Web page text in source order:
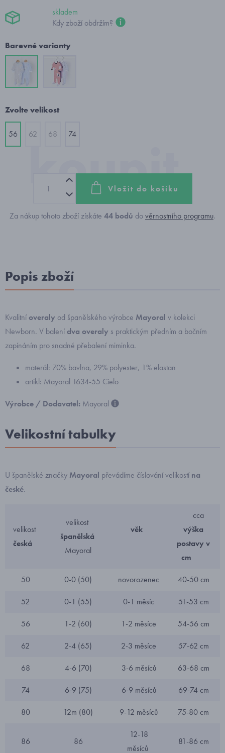
skladem
Kdy zboží obdržím?
Barevné varianty
Zvolte velikost
56 62 68 74
Vložit do košíku
Za nákup tohoto zboží získáte 44 bodů dověrnostního programu.
Popis zboží
Kvalitníoveraly od španělskéhovýrobce Mayoral v kolekci
Newborn. V balenídva overaly s praktickým předním a bočním
zapínáním pro snadné přebalení miminka.
materál: 70% bavlna, 29% polyester, 1% elastan
artikl: Mayoral 1634-55 Cielo
Výrobce / Dodavatel: Mayoral
Velikostní tabulky
U španělské značky Mayoral převádíme číslování velikostí na
české.
velikost
česká
velikost
španělská
Mayoral
věk
cca
výška
postavy v
cm
50 0-0 (50) novorozenec 40-50 cm
52 0-1 (55) 0-1 měsíc 51-53 cm
56 1-2 (60) 1-2 měsíce 54-56 cm
62 2-4 (65) 2-3 měsíce 57-62 cm
68 4-6 (70) 3-6 měsíců 63-68 cm
74 6-9 (75) 6-9 měsíců 69-74 cm
80 12m (80) 9-12 měsíců 75-80 cm
86 86
12-18
měsíců
81-86 cm